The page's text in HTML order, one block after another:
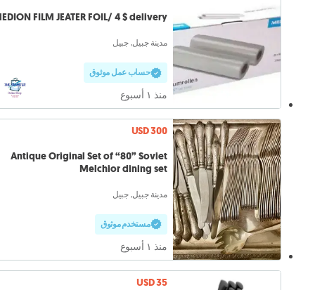
FILM JEATER FOIL/ 4 $ delivery
مدينة جبيل, جبيل
حساب عمل موثوق
منذ ١ أسبوع
USD 300
Antique Original Set of “80” Soviet
Melchior dining set
مدينة جبيل, جبيل
مستخدم موثوق
منذ ١ أسبوع
USD 35